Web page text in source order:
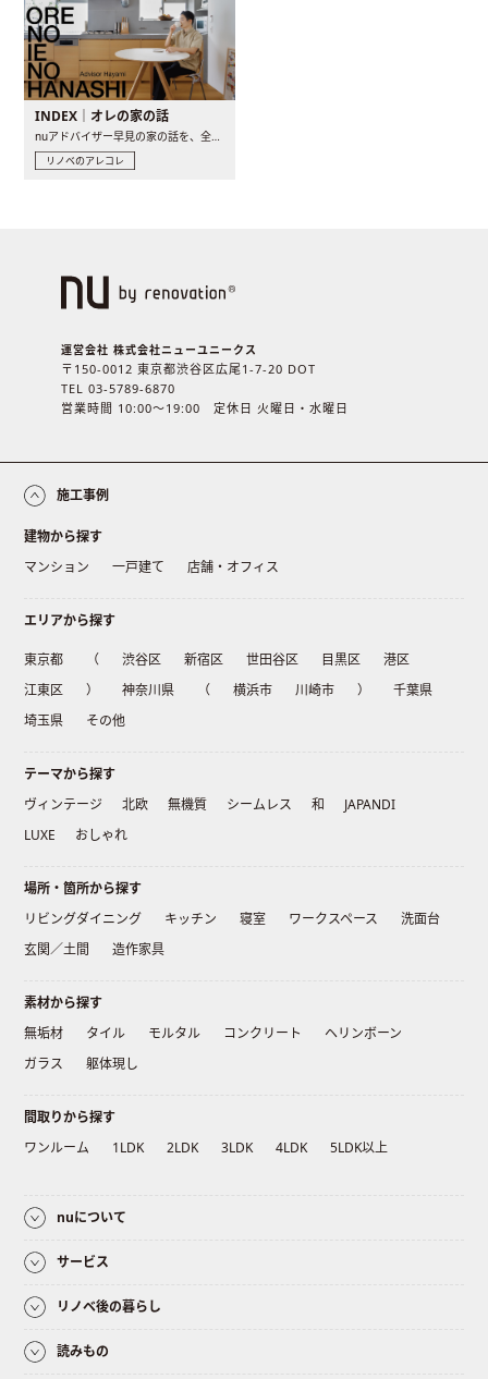
INDEX｜オレの家の話
nuアドバイザー早見の家の話を、全4話でお届け。リノベーションを..
リノベのアレコレ
運営会社 株式会社ニューユニークス
〒150-0012 東京都渋谷区広尾1-7-20 DOT
TEL 03-5789-6870
営業時間 10:00〜19:00 定休日 火曜日・水曜日
施工事例
建物から探す
マンション
一戸建て 店舗・オフィス
エリアから探す
東京都 （ 渋谷区 新宿区 世田谷区 目黒区
港区
江東区
） 神奈川県 （ 横浜市 川崎市 ）
千葉県
埼玉県
その他
テーマから探す
ヴィンテージ
北欧 無機質 シームレス 和
JAPANDI
LUXE
おしゃれ
場所・箇所から探す
リビングダイニング
キッチン 寝室 ワークスペース
洗面台
玄関／土間
造作家具
素材から探す
無垢材
タイル モルタル コンクリート
ヘリンボーン
ガラス
躯体現し
間取りから探す
ワンルーム
1LDK 2LDK 3LDK 4LDK 5LDK以上
nuについて
サービス
リノベ後の暮らし
読みもの